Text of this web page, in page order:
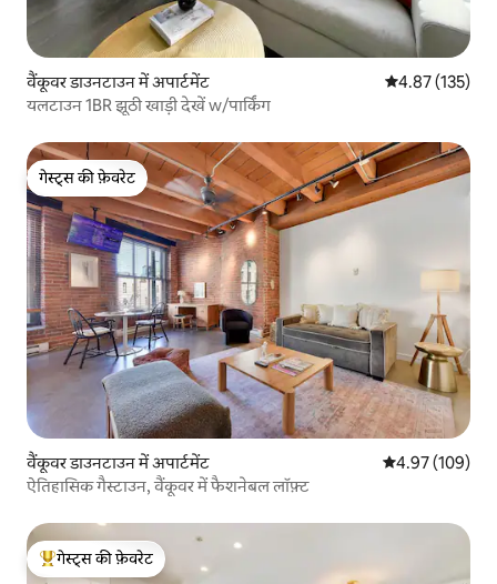
वैंकूवर डाउनटाउन में अपार्टमेंट औसत रेटिंग 5 में से
4.87 (135)
यलटाउन 1BR झूठी खाड़ी देखें w/पार्किंग
गेस्ट्स की फ़ेवरेट
गेस्ट्स की फ़ेवरेट
वैंकूवर डाउनटाउन में अपार्टमेंट औसत रेटिंग 5 में से
4.97 (109)
ऐतिहासिक गैस्टाउन, वैंकूवर में फैशनेबल लॉफ़्ट
गेस्ट्स का टॉप फ़ेवरेट
गेस्ट्स की फ़ेवरेट